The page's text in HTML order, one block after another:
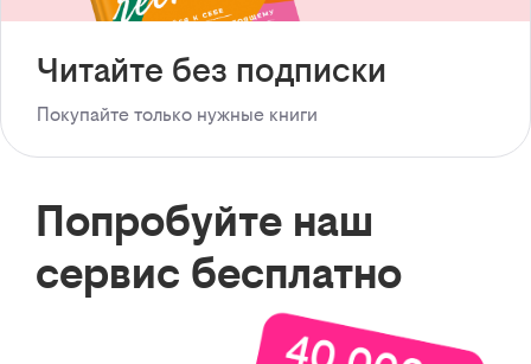
Читайте без подписки
Покупайте только нужные книги
Попробуйте наш
сервис бесплатно